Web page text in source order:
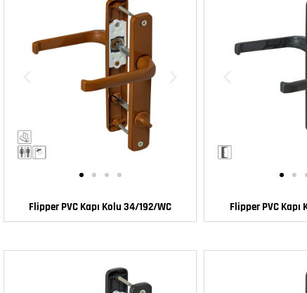
Flipper PVC Kapı Kolu 34/192/WC Flipper PVC